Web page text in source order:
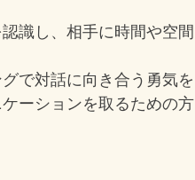
識し、相手に時間や空間
で対話に向き合う勇気を
ーションを取るための方